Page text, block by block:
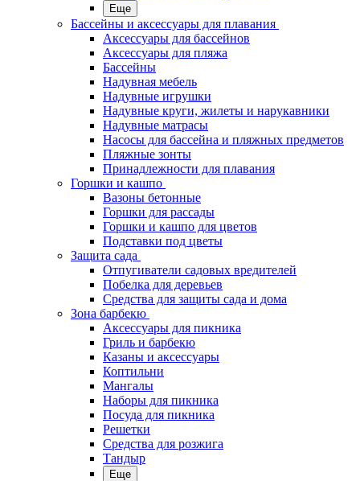
Еще
Бассейны и аксессуары для плавания
Аксессуары для бассейнов
Аксессуары для пляжа
Бассейны
Надувная мебель
Надувные игрушки
Надувные круги, жилеты и нарукавники
Надувные матрасы
Насосы для бассейна и пляжных предметов
Пляжные зонты
Принадлежности для плавания
Горшки и кашпо
Вазоны бетонные
Горшки для рассады
Горшки и кашпо для цветов
Подставки под цветы
Защита сада
Отпугиватели садовых вредителей
Побелка для деревьев
Средства для защиты сада и дома
Зона барбекю
Аксессуары для пикника
Гриль и барбекю
Казаны и аксессуары
Коптильни
Мангалы
Наборы для пикника
Посуда для пикника
Решетки
Средства для розжига
Тандыр
Еще